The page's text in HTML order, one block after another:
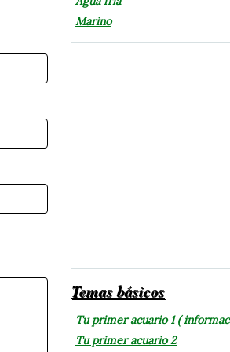
Marino
Temas básicos
Tu primer acuario 1 ( informac
Tu primer acuario 2